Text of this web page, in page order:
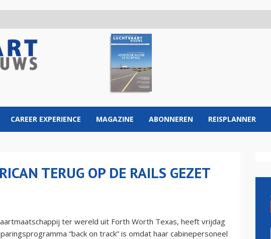
CAREER EXPERIENCE MAGAZINE ABONNEREN REISPLANNER
TERUG OP DE RAILS GEZET
ter wereld uit Forth Worth Texas, heeft vrijdag
“back on track” is omdat haar cabinepersoneel